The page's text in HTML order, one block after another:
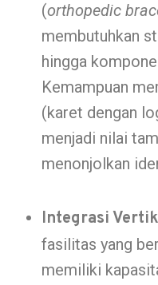
(orthopedic
membutuhkan
hingga
Kemampuan
(karet dengan
menjadi nilai
menonjolkan
Integrasi
fasilitas yang
memiliki